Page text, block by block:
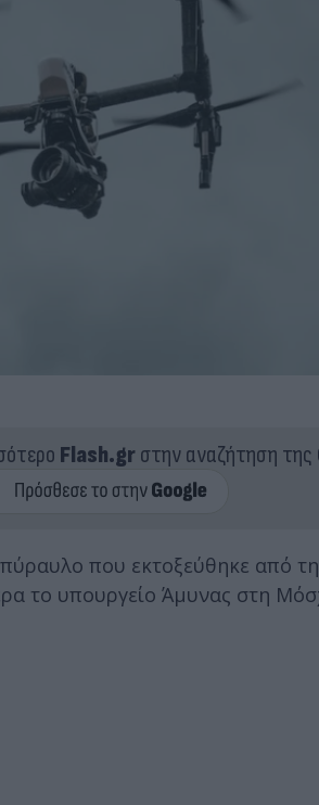
Flash.grστην αναζήτηση της
που εκτοξεύθηκε από
το υπουργείο Άμυνας στη